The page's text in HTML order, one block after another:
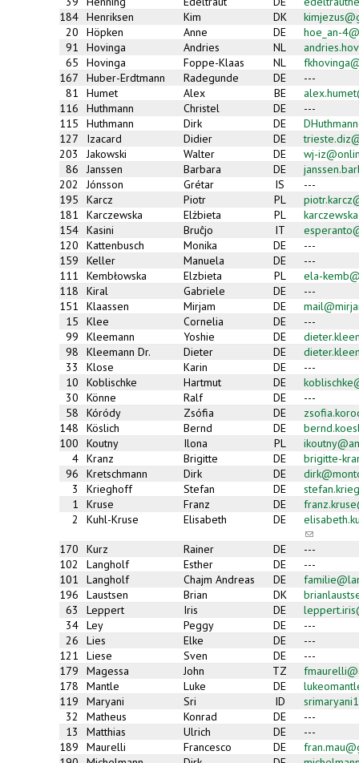
184 Henriksen Kim DK
20
Höpken Anne DE
hoe_an-
91
Hovinga Andries NL
65
Hovinga Foppe-Klaas NL
167
Huber-Erdtmann Radegunde DE
---
81
Humet Alex BE
116
Huthmann Christel DE
---
115
Huthmann Dirk DE
127
Izacard Didier DE
203
Jakowski Walter DE
wj-
86
Janssen Barbara DE
202
Jónsson Grétar IS
---
195
Karcz Piotr PL
181
Karczewska Elżbieta PL
154 Kasini Bruĉjo IT
120
Kattenbusch Monika DE
---
159
Keller Manuela DE
---
111
Kembłowska Elzbieta PL
ela-
118
Kiral Gabriele DE
---
151
Klaassen Mirjam DE
15
Klee Cornelia DE
---
99
Kleemann Yoshie DE
98
Kleemann Dr. Dieter DE
33
Klose Karin DE
---
10
Koblischke Hartmut DE
30
Könne Ralf DE
---
58
Kóródy Zsófia DE
148
Köslich Bernd DE
100
Koutny Ilona PL
4 Kranz Brigitte DE
brigitte-
96
Kretschmann Dirk DE
3
Krieghoff Stefan DE
1
Kruse Franz DE
2
Kuhl-Kruse Elisabeth DE
(link
sends
e-
mail)
170 Kurz Rainer DE
---
102
Langholf Esther DE
---
101
Langholf Chajm Andreas DE
196
Laustsen Brian DK
63
Leppert Iris DE
34 Ley Peggy DE
---
26
Lies Elke DE
---
121
Liese Sven DE
---
179
Magessa John TZ
178
Mantle Luke DE
119
Maryani Sri ID
32
Matheus Konrad DE
---
13
Matthias Ulrich DE
---
189
Maurelli Francesco DE